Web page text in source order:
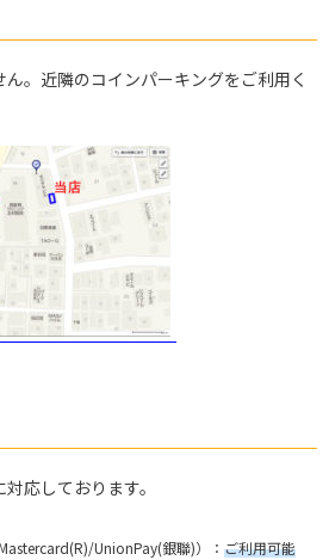
。近隣のコインパーキングをご利用く
応しております。
UnionPay(銀聯)）： ご利用可能